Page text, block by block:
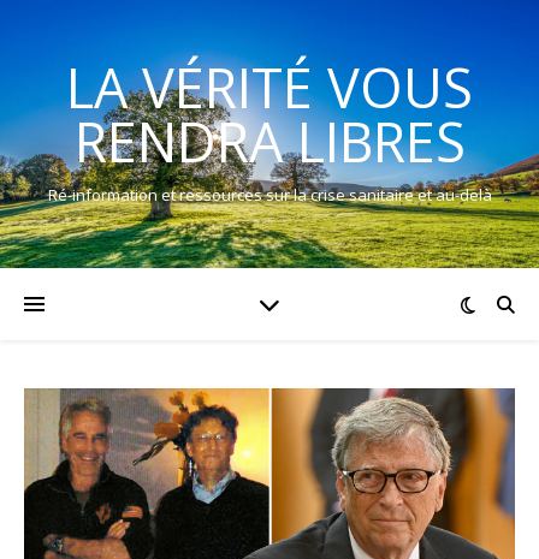
LA VÉRITÉ VOUS
RENDRA LIBRES
Ré-information et ressources sur la crise sanitaire et au-delà